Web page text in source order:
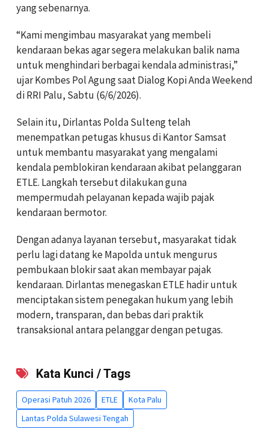
yang sebenarnya.
“Kami mengimbau masyarakat yang membeli
kendaraan bekas agar segera melakukan balik nama
untuk menghindari berbagai kendala administrasi,”
ujar Kombes Pol Agung saat Dialog Kopi Anda Weekend
di RRI Palu, Sabtu (6/6/2026).
Selain itu, Dirlantas Polda Sulteng telah
menempatkan petugas khusus di Kantor Samsat
untuk membantu masyarakat yang mengalami
kendala pemblokiran kendaraan akibat pelanggaran
ETLE. Langkah tersebut dilakukan guna
mempermudah pelayanan kepada wajib pajak
kendaraan bermotor.
Dengan adanya layanan tersebut, masyarakat tidak
perlu lagi datang ke Mapolda untuk mengurus
pembukaan blokir saat akan membayar pajak
kendaraan. Dirlantas menegaskan ETLE hadir untuk
menciptakan sistem penegakan hukum yang lebih
modern, transparan, dan bebas dari praktik
transaksional antara pelanggar dengan petugas.
Kata Kunci / Tags
Operasi Patuh 2026 ETLE
Kota Palu
Lantas Polda Sulawesi Tengah